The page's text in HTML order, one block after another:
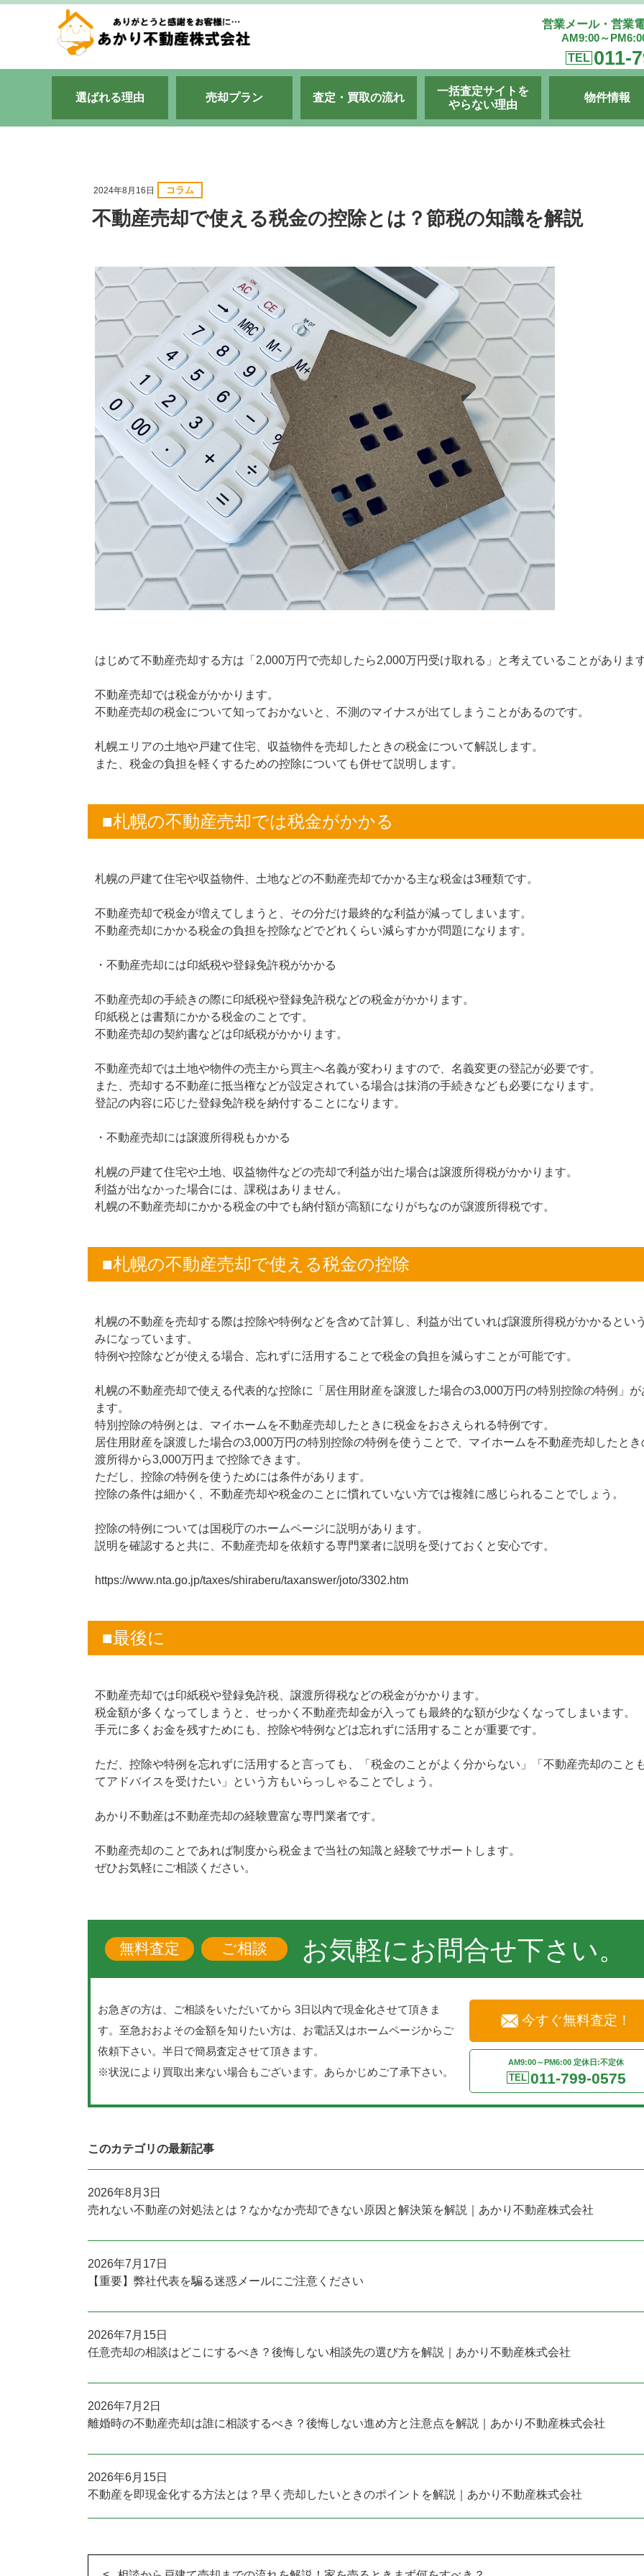
営業メール・営業
AM9:00～
TEL 011-
選ばれる理由 売却プラン 査定・買取の流れ
一括査定サイトを
やらない理由
物件情報
2024年8月16日 コラム
不動産売却で使える税金の控除とは？節税の知識を解説
はじめて不動産売却する方は「2,000万円で売却したら2,000万円受け取れる」と考えていることがありま
不動産売却では税金がかかります。
不動産売却の税金について知っておかないと、不測のマイナスが出てしまうことがあるのです。
札幌エリアの土地や戸建て住宅、収益物件を売却したときの税金について解説します。
また、税金の負担を軽くするための控除についても併せて説明します。
■札幌の不動産売却では税金がかかる
札幌の戸建て住宅や収益物件、土地などの不動産売却でかかる主な税金は3種類です。
不動産売却で税金が増えてしまうと、その分だけ最終的な利益が減ってしまいます。
不動産売却にかかる税金の負担を控除などでどれくらい減らすかが問題になります。
・不動産売却には印紙税や登録免許税がかかる
不動産売却の手続きの際に印紙税や登録免許税などの税金がかかります。
印紙税とは書類にかかる税金のことです。
不動産売却の契約書などは印紙税がかかります。
不動産売却では土地や物件の売主から買主へ名義が変わりますので、名義変更の登記が必要です。
また、売却する不動産に抵当権などが設定されている場合は抹消の手続きなども必要になります。
登記の内容に応じた登録免許税を納付することになります。
・不動産売却には譲渡所得税もかかる
札幌の戸建て住宅や土地、収益物件などの売却で利益が出た場合は譲渡所得税がかかります。
利益が出なかった場合には、課税はありません。
札幌の不動産売却にかかる税金の中でも納付額が高額になりがちなのが譲渡所得税です。
■札幌の不動産売却で使える税金の控除
札幌の不動産を売却する際は控除や特例などを含めて計算し、利益が出ていれば譲渡所得税がかかるとい
みになっています。
特例や控除などが使える場合、忘れずに活用することで税金の負担を減らすことが可能です。
札幌の不動産売却で使える代表的な控除に「居住用財産を譲渡した場合の3,000万円の特別控除の特例」が
ます。
特別控除の特例とは、マイホームを不動産売却したときに税金をおさえられる特例です。
居住用財産を譲渡した場合の3,000万円の特別控除の特例を使うことで、マイホームを不動産売却したとき
渡所得から3,000万円まで控除できます。
ただし、控除の特例を使うためには条件があります。
控除の条件は細かく、不動産売却や税金のことに慣れていない方では複雑に感じられることでしょう。
控除の特例については国税庁のホームページに説明があります。
説明を確認すると共に、不動産売却を依頼する専門業者に説明を受けておくと安心です。
https://www.nta.go.jp/taxes/shiraberu/taxanswer/joto/3302.htm
■最後に
不動産売却では印紙税や登録免許税、譲渡所得税などの税金がかかります。
税金額が多くなってしまうと、せっかく不動産売却金が入っても最終的な額が少なくなってしまいます。
手元に多くお金を残すためにも、控除や特例などは忘れずに活用することが重要です。
ただ、控除や特例を忘れずに活用すると言っても、「税金のことがよく分からない」「不動産売却のこと
てアドバイスを受けたい」という方もいらっしゃることでしょう。
あかり不動産は不動産売却の経験豊富な専門業者です。
不動産売却のことであれば制度から税金まで当社の知識と経験でサポートします。
ぜひお気軽にご相談ください。
無料査定 ご相談 お気軽にお問合せ下さい。
お急ぎの方は、ご相談をいただいてから 3日以内で現金化させて頂きま
す。至急おおよその金額を知りたい方は、お電話又はホームページからご
依頼下さい。半日で簡易査定させて頂きます。
※状況により買取出来ない場合もございます。あらかじめご了承下さい。
今すぐ無料査定！
AM9:00～PM6:00 定休日:不定休
TEL 011-799-0575
このカテゴリの最新記事
2026年8月3日
売れない不動産の対処法とは？なかなか売却できない原因と解決策を解説｜あかり不動産株式会社
2026年7月17日
【重要】弊社代表を騙る迷惑メールにご注意ください
2026年7月15日
任意売却の相談はどこにするべき？後悔しない相談先の選び方を解説｜あかり不動産株式会社
2026年7月2日
離婚時の不動産売却は誰に相談するべき？後悔しない進め方と注意点を解説｜あかり不動産株式会社
2026年6月15日
不動産を即現金化する方法とは？早く売却したいときのポイントを解説｜あかり不動産株式会社